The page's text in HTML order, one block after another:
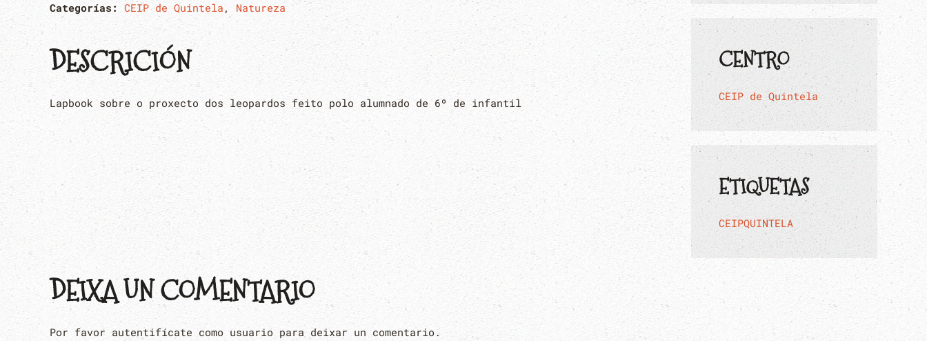
Categorías: CEIP de Quintela , Natureza
DESCRICIÓN
Lapbook sobre o proxecto dos leopardos feito polo alumnado de 6º de infantil
CENTRO
CEIP de Quintela
ETIQUETAS
CEIPQUINTELA
DEIXA UN COMENTARIO
Por favor autentifícate como usuario para deixar un comentario.